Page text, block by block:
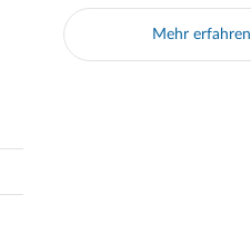
Mehr erfahren